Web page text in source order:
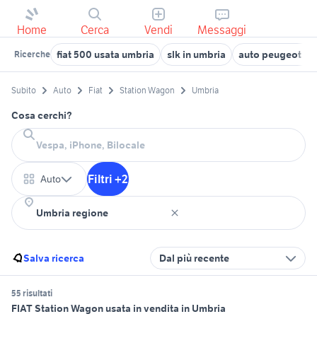
Home Cerca Vendi Messaggi
Ricerche fiat 500 usata umbria slk in umbria auto peugeot
Subito Auto Fiat Station Wagon Umbria
Cosa cerchi?
Auto Filtri +2
Salva ricerca Dal più recente
55 risultati
FIAT Station Wagon usata in vendita in Umbria